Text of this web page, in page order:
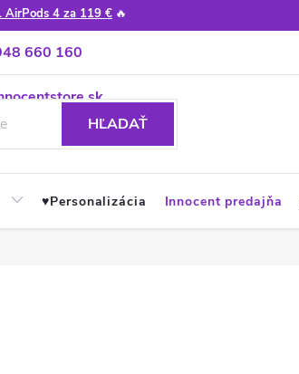
AirPods 4 za 119 € 🔥
660 160
a tipy
HĽADAŤ
♥︎Personalizácia Innocent predajňa